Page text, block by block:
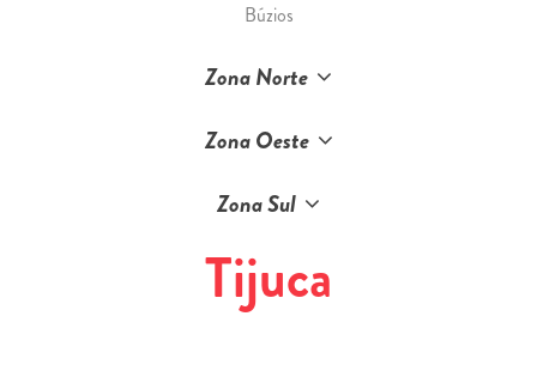
Búzios
Zona Norte
Zona Oeste
Zona Sul
Tijuca